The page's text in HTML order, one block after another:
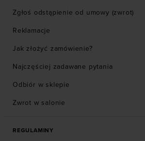
Zgłoś odstąpienie od umowy (zwrot)
Reklamacje
Jak złożyć zamówienie?
Najczęściej zadawane pytania
Odbiór w sklepie
Zwrot w salonie
REGULAMINY